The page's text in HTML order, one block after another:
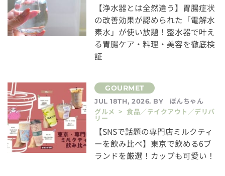
【浄水器とは全然違う】胃腸症状
の改善効果が認められた「電解水
素水」が使い放題！整水器で叶え
る胃腸ケア・料理・美容を徹底検
証
JUL 18TH, 2026. BY
ぽんちゃん
グルメ > 食品／テイクアウト／デリバ
リー
【SNSで話題の専門店ミルクティ
ーを飲み比べ】東京で飲める6ブ
ランドを厳選！カップも可愛い！